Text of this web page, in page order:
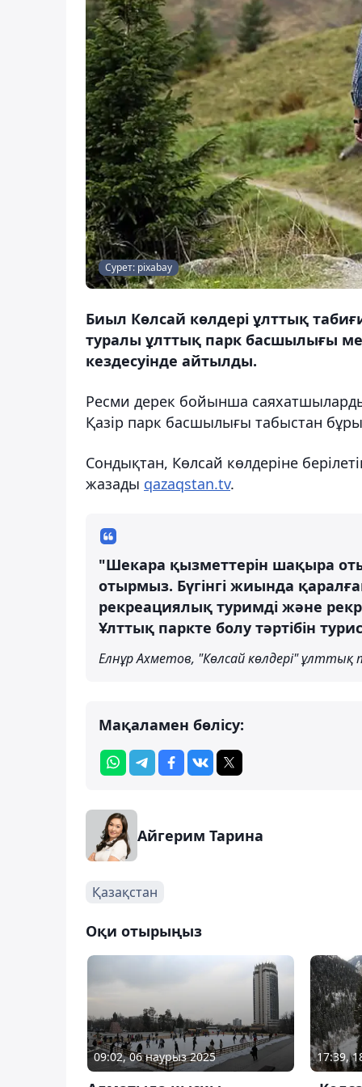
Сурет: pixabay
Биыл Көлсай көлдері ұлттық
туралы ұлттық парк басшылығы
кездесуінде айтылды.
Ресми дерек бойынша
Қазір парк басшылығы табыстан
Сондықтан, Көлсай көлдеріне
жазады qazaqstan.tv.
"Шекара қызметтерін шақыра
отырмыз. Бүгінгі жиында
рекреациялық туримді және
Ұлттық паркте болу тәртібін
Елнұр Ахметов, "Көлсай көлдері" ұлттық
Мақаламен бөлісу:
Айгерим Тарина
Қазақстан
Оқи отырыңыз
09:02, 06 наурыз 2025 17:39,